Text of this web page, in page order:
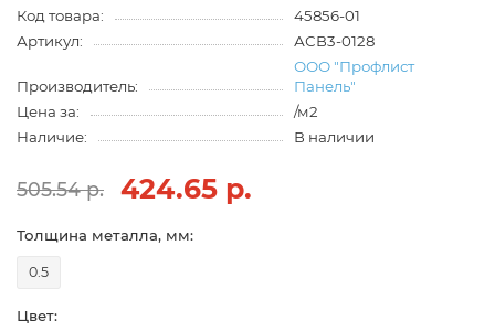
Код товара:
45856-01
Артикул:
АСВ3-0128
Производитель:
ООО "Профлист
Панель"
Цена за:
/м2
Наличие:
В наличии
505.54 р. 424.65 р.
Толщина металла, мм:
0.5
Цвет: